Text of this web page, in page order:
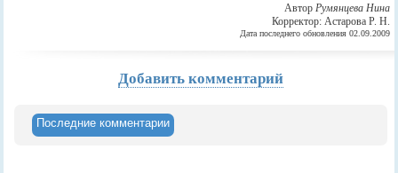
Автор Румянцева Нина
Корректор: Астарова Р. Н.
Дата последнего обновления 02.09.2009
Добавить комментарий
Последние комментарии